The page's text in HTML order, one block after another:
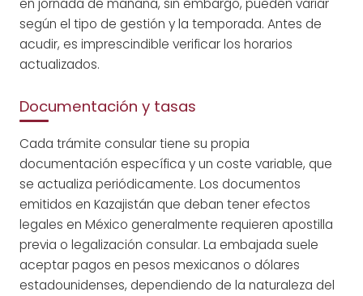
en jornada de mañana, sin embargo, pueden variar
según el tipo de gestión y la temporada. Antes de
acudir, es imprescindible verificar los horarios
actualizados.
Documentación y tasas
Cada trámite consular tiene su propia
documentación específica y un coste variable, que
se actualiza periódicamente. Los documentos
emitidos en Kazajistán que deban tener efectos
legales en México generalmente requieren apostilla
previa o legalización consular. La embajada suele
aceptar pagos en pesos mexicanos o dólares
estadounidenses, dependiendo de la naturaleza del